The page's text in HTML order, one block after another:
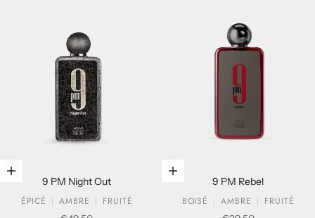
Ajouter au panier
9 PM Night Out
ÉPICÉ
AMBRE
FRUITÉ
Ajouter au panier
9 PM Rebel
BOISÉ
AMBRE
FRUITÉ